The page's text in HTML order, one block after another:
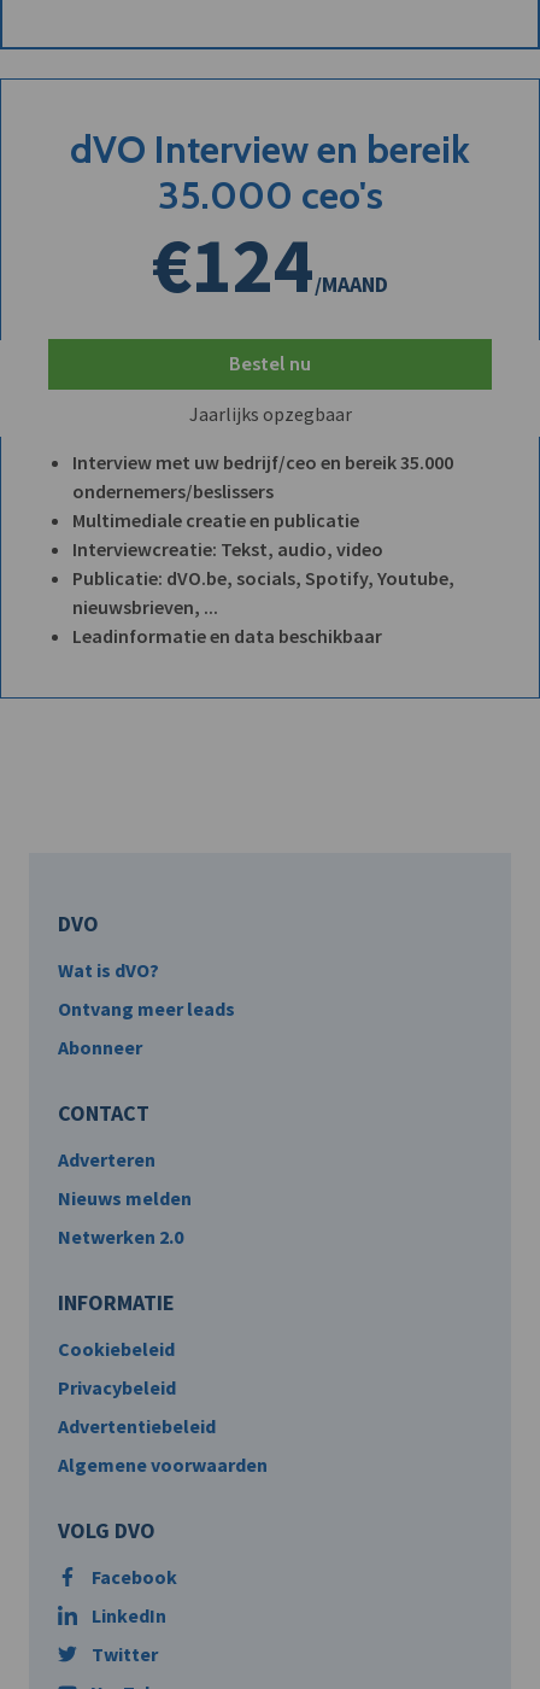
dVO Interview en bereik
35.000 ceo's
€124/MAAND
Bestel nu
Jaarlijks opzegbaar
Interview met uw bedrijf/ceo en bereik 35.000
ondernemers/beslissers
Multimediale creatie en publicatie
Interviewcreatie: Tekst, audio, video
Publicatie: dVO.be, socials, Spotify, Youtube,
nieuwsbrieven, ...
Leadinformatie en data beschikbaar
DVO
Wat is dVO?
Ontvang meer leads
Abonneer
CONTACT
Adverteren
Nieuws melden
Netwerken 2.0
INFORMATIE
Cookiebeleid
Privacybeleid
Advertentiebeleid
Algemene voorwaarden
VOLG DVO
Facebook
LinkedIn
Twitter